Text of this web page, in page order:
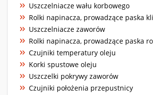
Uszczelniacze wału korbowego
Rolki napinacza, prowadzące paska
Uszczelniacze zaworów
Rolki napinacza, prowadzące paska
Czujniki temperatury oleju
Korki spustowe oleju
Uszczelki pokrywy zaworów
Czujniki położenia przepustnicy